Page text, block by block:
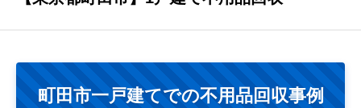
会社概要
町田市一戸建てでの不用品回収事例